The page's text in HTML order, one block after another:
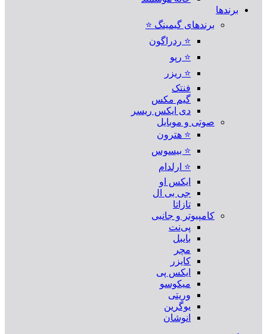
برندها
برندهای گیمینگ ⭐
⭐ ردراگون
⭐ رپو
⭐ ریزر
فنتک
گیم مکس
دی ایکس ریسر
صوتی و موبایل
⭐ هترون
⭐ بیسوس
⭐ ارلدام
ایکس او
جی بی ال
تازاتا
کامپیوتر و جانبی
پی‌نت
بایبل
مچر
کایزر
ایکس پی
میکوسو
وریتی
یوگرین
انوشان